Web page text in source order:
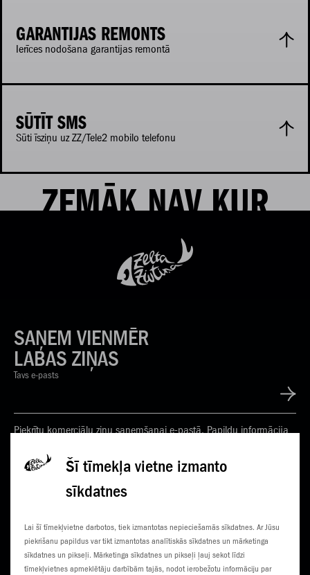
Šī tīmekļa vietne izmanto
sīkdatnes
Lai šī tīmekļvietne darbotos, tiek izmantotas nepieciešamās sīkdatnes. Ar Jūsu
piekrišanu papildus var tikt izmantotas analītiskās sīkdatnes un mārketinga
sīkdatnes un pikseļi. Mārketinga sīkdatnes un pikseļi ļauj sekot līdzi
tīmekļvietnes apmeklētāju darbībām tajās, nodot ierobežotu informāciju par
GARANTIJAS REMONTS
Ierīces nodošana garantijas remontā
SŪTĪT SMS
Sūti īsziņu uz ZZ/Tele2 mobilo telefonu
ZEMĀK NAV KUR
SAŅEM VIENMĒR
LABAS ZIŅAS
Tavs e-pasts
Piekrītu komerciālu ziņu saņemšanai e-pastā. Papildu informācija
KLIENTU CENTRI
SŪTI SMS
ČEMPIONĀTS
3G NORIETS